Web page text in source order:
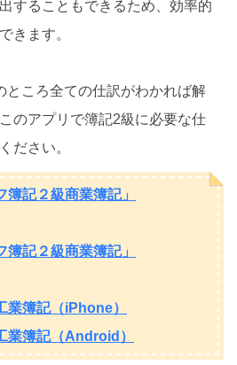
することもできるため、効率的
きます。
ところ全ての仕訳がわかれば解
のアプリで簿記2級に必要な仕
ださい。
記２級商業簿記」
記２級商業簿記」
業簿記（iPhone）
業簿記（Android）